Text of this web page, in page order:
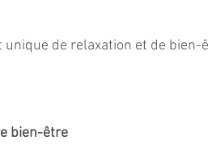
unique de relaxation et de bien-
bien-être